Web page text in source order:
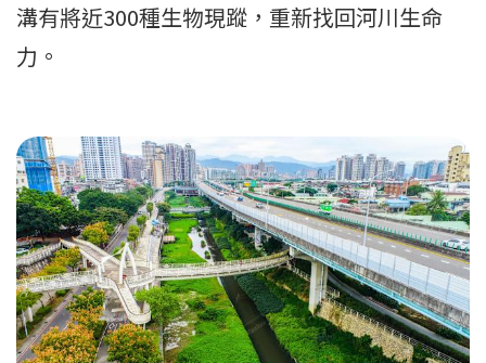
溝有將近300種生物現蹤，重新找回河川生命
力。